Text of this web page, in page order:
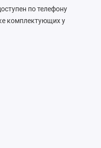
по телефону
комплектующих у